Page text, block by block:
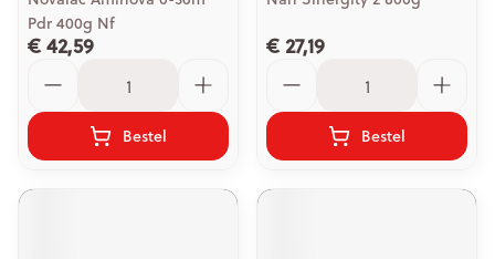
Pdr 400g Nf
€ 42,59
Bestel
€ 27,19
Bestel